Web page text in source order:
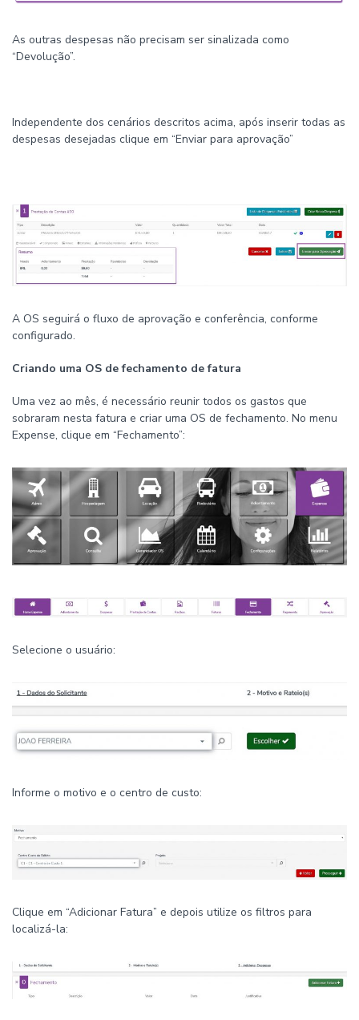
As outras despesas não precisam ser sinalizada como
“Devolução”.
Independente dos cenários descritos acima, após inserir todas as
despesas desejadas clique em “Enviar para aprovação”
A OS seguirá o fluxo de aprovação e conferência, conforme
configurado.
Criando uma OS de fechamento de fatura
Uma vez ao mês, é necessário reunir todos os gastos que
sobraram nesta fatura e criar uma OS de fechamento. No menu
Expense, clique em “Fechamento”:
Selecione o usuário:
Informe o motivo e o centro de custo:
Clique em “Adicionar Fatura” e depois utilize os filtros para
localizá-la: